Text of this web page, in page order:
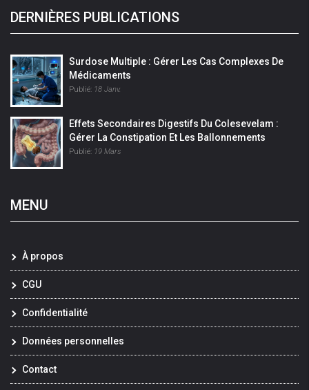
DERNIÈRES PUBLICATIONS
Surdose Multiple : Gérer Les Cas Complexes De
Médicaments
Publié: 18 Janv.
Effets Secondaires Digestifs Du Colesevelam :
Gérer La Constipation Et Les Ballonnements
Publié: 19 Mars
MENU
À propos
CGU
Confidentialité
Données personnelles
Contact